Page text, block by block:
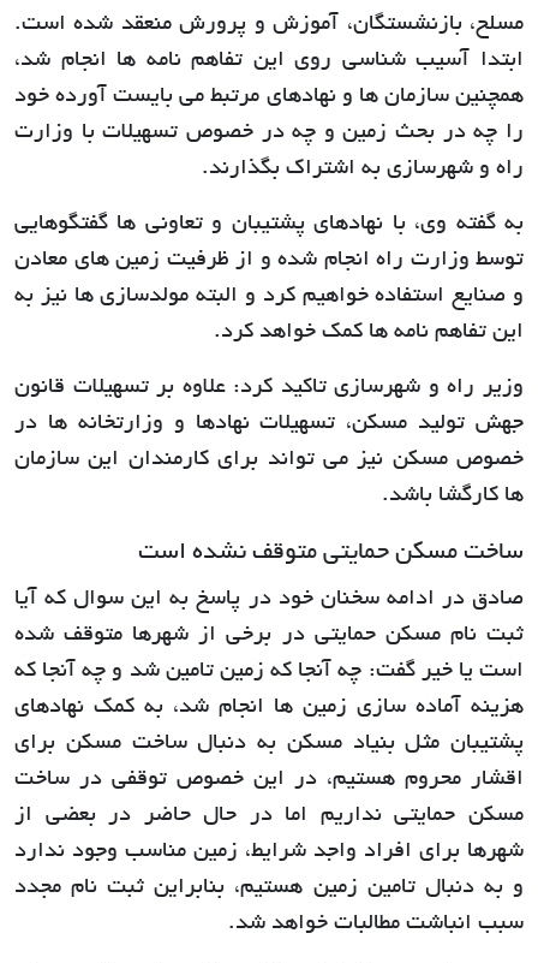
مسلح، بازنشستگان، آموزش و پرورش منعقد شده است.
ابتدا آسیب شناسی روی این تفاهم نامه ها انجام شد،
همچنین سازمان ها و نهادهای مرتبط می بایست آورده خود
را چه در بحث زمین و چه در خصوص تسهیلات با وزارت
راه و شهرسازی به اشتراک بگذارند.
به گفته وی، با نهادهای پشتیبان و تعاونی ها گفتگوهایی
توسط وزارت راه انجام شده و از ظرفیت زمین های معادن
و صنایع استفاده خواهیم کرد و البته مولدسازی ها نیز به
این تفاهم نامه ها کمک خواهد کرد.
وزیر راه و شهرسازی تاکید کرد: علاوه بر تسهیلات قانون
جهش تولید مسکن، تسهیلات نهادها و وزارتخانه ها در
خصوص مسکن نیز می تواند برای کارمندان این سازمان
ها کارگشا باشد.
ساخت مسکن حمایتی متوقف نشده است
صادق در ادامه سخنان خود در پاسخ به این سوال که آیا
ثبت نام مسکن حمایتی در برخی از شهرها متوقف شده
است یا خیر گفت: چه آنجا که زمین تامین شد و چه آنجا که
هزینه آماده سازی زمین ها انجام شد، به کمک نهادهای
پشتیبان مثل بنیاد مسکن به دنبال ساخت مسکن برای
اقشار محروم هستیم، در این خصوص توقفی در ساخت
مسکن حمایتی نداریم اما در حال حاضر در بعضی از
شهرها برای افراد واجد شرایط، زمین مناسب وجود ندارد
و به دنبال تامین زمین هستیم، بنابراین ثبت نام مجدد
سبب انباشت مطالبات خواهد شد.